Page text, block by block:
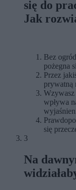
się do
Jak
Bez
pożegna
Przez
prywatną
Wzywasz
wpływa
się
3
Na